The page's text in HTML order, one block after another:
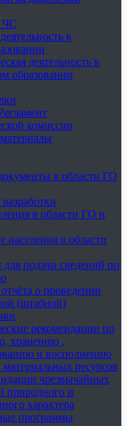
ЧС
в
деятельность в
образовании
комиссии
в области ГО
в области ГО и
населения в области
подачи сведений по
о проведении
(штабной)
рекомендации по
хранению ,
и восполнению
материальных ресурсов
чрезвычайных
природного и
характера
программы